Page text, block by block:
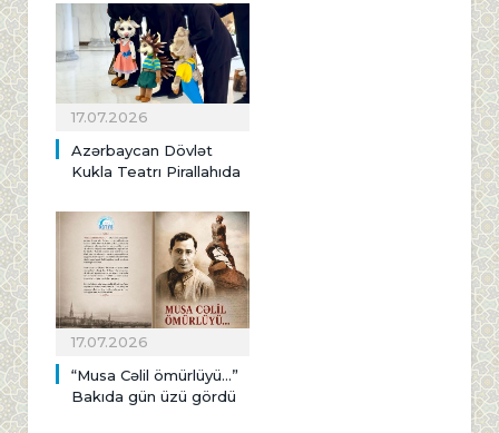
17.07.2026
Azərbaycan Dövlət
Kukla Teatrı Pirallahıda
17.07.2026
“Musa Cəlil ömürlüyü…”
Bakıda gün üzü gördü